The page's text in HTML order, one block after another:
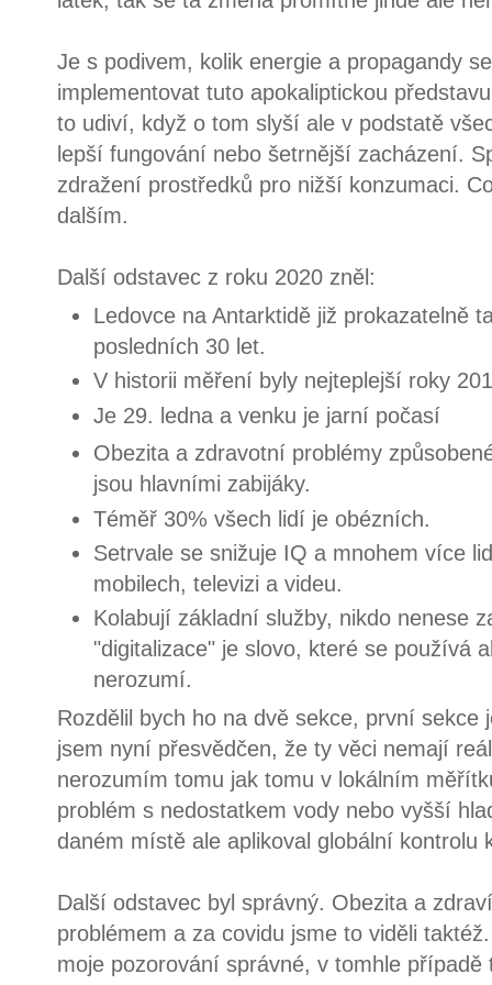
Je s podivem, kolik energie a propagandy
implementovat tuto apokaliptickou
to udiví, když o tom slyší ale v podstatě
lepší fungování nebo šetrnější zacházení.
zdražení prostředků pro nižší konzumaci.
dalším.
Další odstavec z roku 2020 zněl:
Ledovce na Antarktidě již prokazatelně
posledních 30 let.
V historii měření byly nejteplejší roky
Je 29. ledna a venku je jarní počasí
Obezita a zdravotní problémy
jsou hlavními zabijáky.
Téměř 30% všech lidí je obézních.
Setrvale se snižuje IQ a mnohem více
mobilech, televizi a videu.
Kolabují základní služby, nikdo nenese
"digitalizace" je slovo, které se používá
nerozumí.
Rozdělil bych ho na dvě sekce, první
jsem nyní přesvědčen, že ty věci nemají
nerozumím tomu jak tomu v lokálním
problém s nedostatkem vody nebo vyšší
daném místě ale aplikoval globální kontrolu
Další odstavec byl správný. Obezita a
problémem a za covidu jsme to viděli
moje pozorování správné, v tomhle